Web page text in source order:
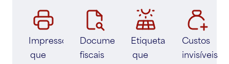
Impressoras
que
Documentos
fiscais
Etiquetas
que
Custos
invisíveis